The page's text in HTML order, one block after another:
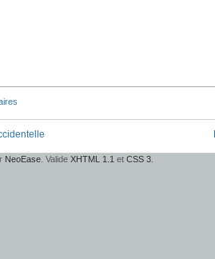
NeoEase . Valide XHTML 1.1 et CSS 3